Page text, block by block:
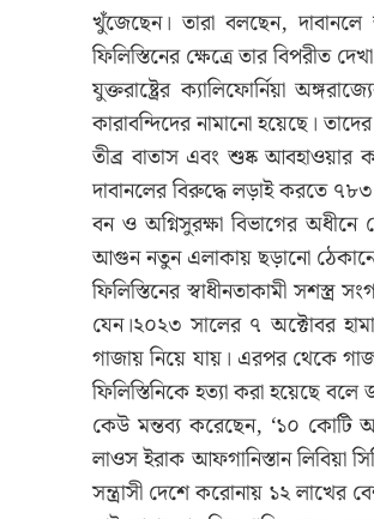
খুঁজেছেন। তারা বলছেন, দাবানলে
ফিলিস্তিনের ক্ষেত্রে তার বিপরীত
যুক্তরাষ্ট্রের ক্যালিফোর্নিয়া
কারাবন্দিদের নামানো হয়েছে।
তীব্র বাতাস এবং শুষ্ক আবহাওয়ার
দাবানলের বিরুদ্ধে লড়াই করতে
বন ও অগ্নিসুরক্ষা বিভাগের অধীনে
আগুন নতুন এলাকায় ছড়ানো
ফিলিস্তিনের স্বাধীনতাকামী
যেন।২০২৩ সালের ৭ অক্টোবর
গাজায় নিয়ে যায়। এরপর থেকে
ফিলিস্তিনিকে হত্যা করা হয়েছে বলে
কেউ মন্তব্য করেছেন, ‘১০ কোটি
লাওস ইরাক আফগানিস্তান লিবিয়া
সন্ত্রাসী দেশে করোনায় ১২ লাখের